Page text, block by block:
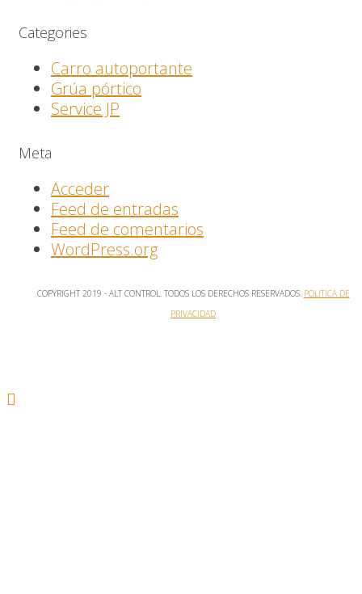
Categories
Carro autoportante
Grúa pórtico
Service JP
Meta
Acceder
Feed de entradas
Feed de comentarios
WordPress.org
COPYRIGHT 2019 - ALT CONTROL. TODOS LOS DERECHOS RESERVADOS. POLITICA DE
PRIVACIDAD